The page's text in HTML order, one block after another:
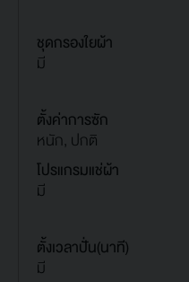
ชุดกรองใยผ้า
มี
ตั้งค่าการซัก
หนัก, ปกติ
โปรแกรมแช่ผ้า
มี
ตั้งเวลาปั่น(นาที)
มี